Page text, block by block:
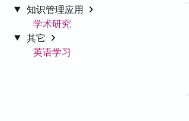
知识管理应用
学术研究
其它
英语学习